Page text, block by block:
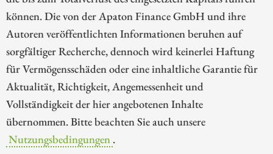
können. Die von der Apaton Finance GmbH und ihre
Autoren veröffentlichten Informationen beruhen auf
sorgfältiger Recherche, dennoch wird keinerlei Haftung
für Vermögensschäden oder eine inhaltliche Garantie für
Aktualität, Richtigkeit, Angemessenheit und
Vollständigkeit der hier angebotenen Inhalte
übernommen. Bitte beachten Sie auch unsere
Nutzungsbedingungen .